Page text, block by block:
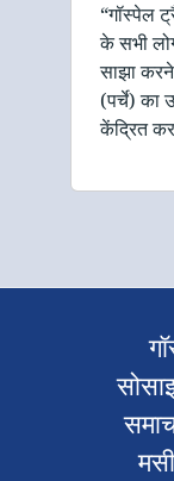
“गॉस्पेल
के सभी
साझा
(पर्चे) का
केंद्रित